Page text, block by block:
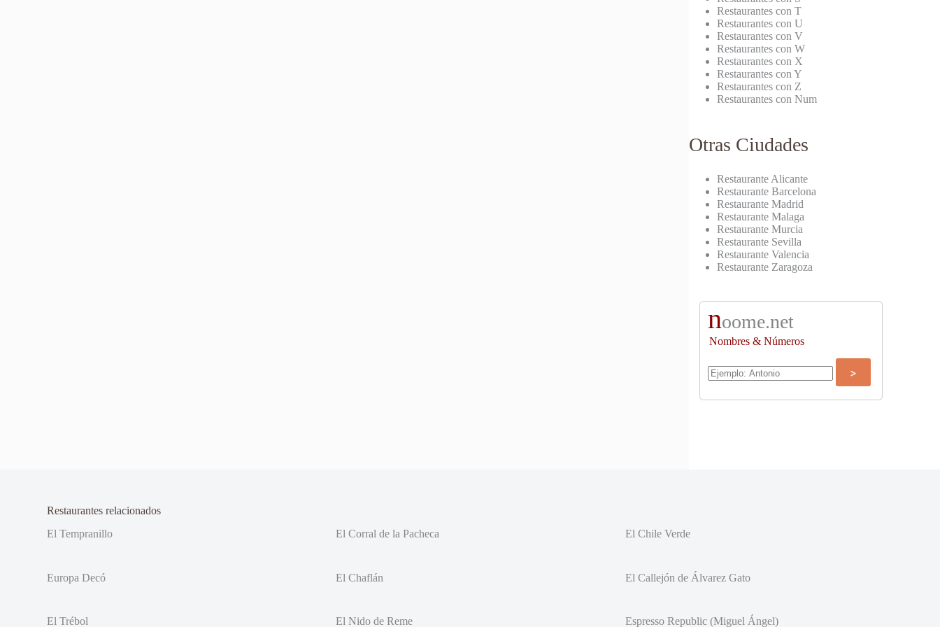
Restaurantes con T
Restaurantes con U
Restaurantes con V
Restaurantes con W
Restaurantes con X
Restaurantes con Y
Restaurantes con Z
Restaurantes con Num
Otras Ciudades
Restaurante Alicante
Restaurante Barcelona
Restaurante Madrid
Restaurante Malaga
Restaurante Murcia
Restaurante Sevilla
Restaurante Valencia
Restaurante Zaragoza
noome.net
Nombres & Números
Restaurantes relacionados
El Tempranillo
El Corral de la Pacheca El Chile Verde
Europa Decó El Chaflán El Callejón de Álvarez Gato
El Trébol El Nido de Reme Espresso Republic (Miguel Ángel)